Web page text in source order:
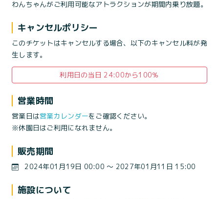
わんちゃんがご利用可能なアトラクションが期間内乗り放題。
キャンセルポリシー
このチケットはキャンセルする場合、以下のキャンセル料が発
生します。
利用日の当日 24:00から100％
営業時間
営業日は営業カレンダーをご確認ください。
※休園日はご利用になれません。
販売期間
2024年01月19日 00:00 〜 2027年01月11日 15:00
施設について